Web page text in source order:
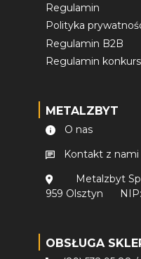
Regulamin
Polityka
Regulamin B2B
Regulamin
METALZBYT
O nas
Kontakt z nami
Metalzbyt
959 Olsztyn
OBSŁUGA